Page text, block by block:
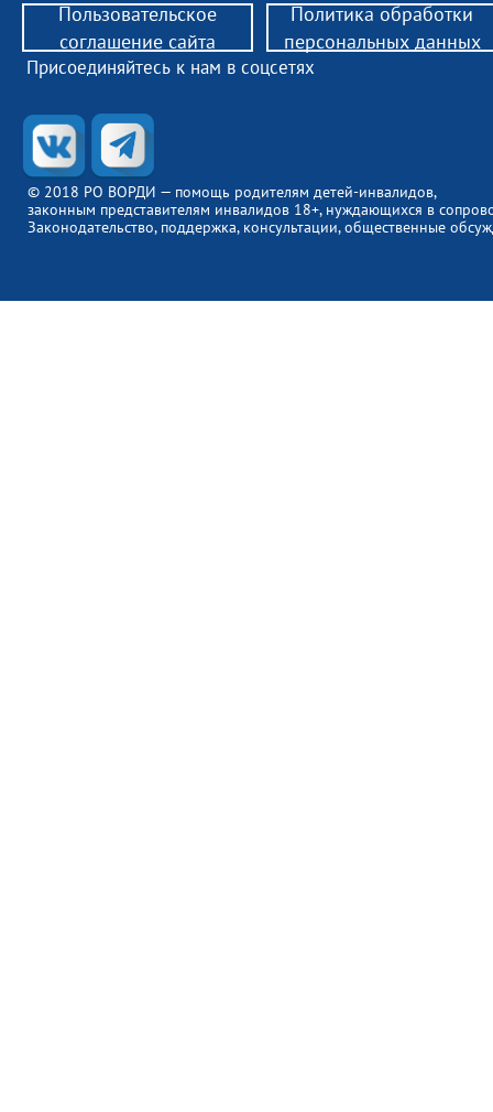
© 2018 РО ВОРДИ — помощь родителям детей-инвалидов,
законным представителям инвалидов 18+, нуждающихся в
Законодательство, поддержка, консультации, общественные
Присоединяйтесь к нам в соцсетях
Пользовательское
соглашение сайта
Политика обработки
персональных данных